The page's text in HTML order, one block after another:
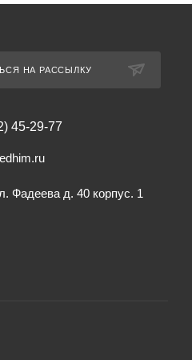
НА РАССЫЛКУ
45-29-77
Фадеева д. 40 корпус. 1